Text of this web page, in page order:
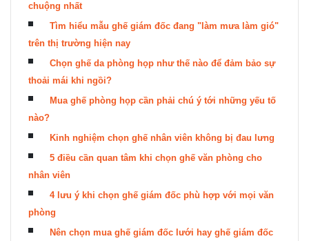
chuộng nhất
Tìm hiểu mẫu ghế giám đốc đang "làm mưa làm gió"
trên thị trường hiện nay
Chọn ghế da phòng họp như thế nào để đảm bảo sự
thoải mái khi ngồi?
Mua ghế phòng họp cần phải chú ý tới những yếu tố
nào?
Kinh nghiệm chọn ghế nhân viên không bị đau lưng
5 điều cần quan tâm khi chọn ghế văn phòng cho
nhân viên
4 lưu ý khi chọn ghế giám đốc phù hợp với mọi văn
phòng
Nên chọn mua ghế giám đốc lưới hay ghế giám đốc